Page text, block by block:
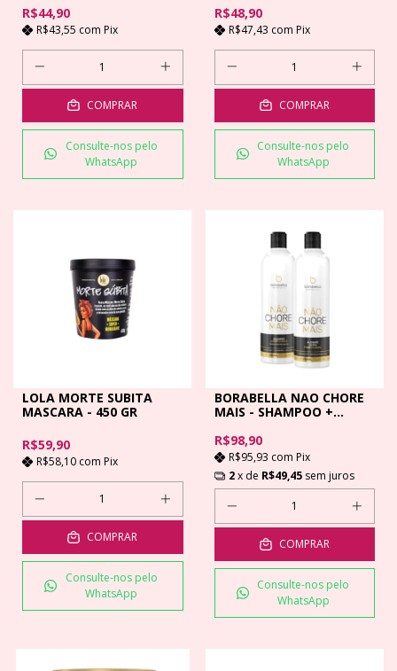
R$44,90
R$43,55 com Pix
COMPRAR
Consulte-nos pelo
WhatsApp
R$48,90
R$47,43 com Pix
COMPRAR
Consulte-nos pelo
WhatsApp
LOLA MORTE SUBITA
MASCARA - 450 GR
R$59,90
R$58,10 com Pix
COMPRAR
Consulte-nos pelo
WhatsApp
BORABELLA NAO CHORE
MAIS - SHAMPOO +
CD
R$98,90
R$95,93 com Pix
2 x de R$49,45 sem juros
COMPRAR
Consulte-nos pelo
WhatsApp